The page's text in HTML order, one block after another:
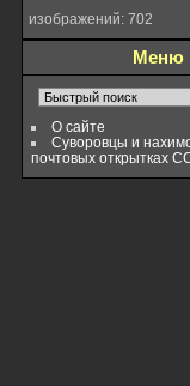
изображений: 702
Меню
О сайте
Суворовцы и
почтовых открытках